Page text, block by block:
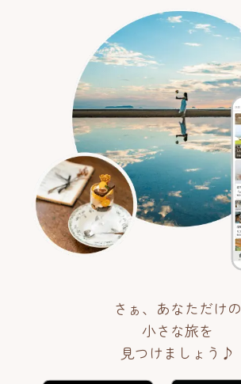
さぁ、あなただけの
小さな旅を
見つけましょう♪